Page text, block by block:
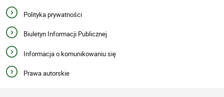
Polityka prywatności
Biuletyn Informacji Publicznej
Informacja o komunikowaniu się
Prawa autorskie